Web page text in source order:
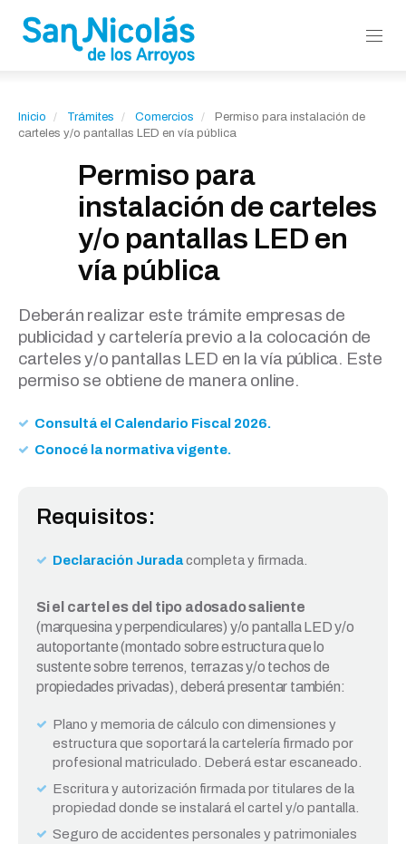
Inicio Trámites Comercios
Permiso para instalación de
carteles y/o pantallas LED en vía pública
Permiso para
instalación de carteles
y/o pantallas LED en
vía pública
Deberán realizar este trámite empresas de
publicidad y cartelería previo a la colocación de
carteles y/o pantallas LED en la vía pública. Este
permiso se obtiene de manera online.
Consultá el Calendario Fiscal 2026.
Conocé la normativa vigente.
Requisitos:
Declaración Juradacompleta y firmada.
Si el cartel es del tipo adosado saliente
(marquesina y perpendiculares) y/o pantalla LED y/o
autoportante (montado sobre estructura que lo
sustente sobre terrenos, terrazas y/o techos de
propiedades privadas), deberá presentar también:
Plano y memoria de cálculo con dimensiones y
estructura que soportará la cartelería firmado por
profesional matriculado. Deberá estar escaneado.
Escritura y autorización firmada por titulares de la
propiedad donde se instalará el cartel y/o pantalla.
Seguro de accidentes personales y patrimoniales